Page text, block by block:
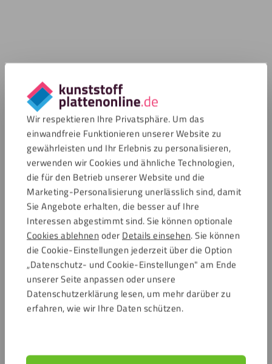
Wir respektieren Ihre Privatsphäre. Um das
einwandfreie Funktionieren unserer Website zu
gewährleisten und Ihr Erlebnis zu personalisieren,
verwenden wir Cookies und ähnliche Technologien,
die für den Betrieb unserer Website und die
Marketing-Personalisierung unerlässlich sind, damit
Sie Angebote erhalten, die besser auf Ihre
Interessen abgestimmt sind. Sie können optionale
Cookies ablehnen oder Details einsehen. Sie können
die Cookie-Einstellungen jederzeit über die Option
„Datenschutz- und Cookie-Einstellungen" am Ende
unserer Seite anpassen oder unsere
Datenschutzerklärung lesen, um mehr darüber zu
erfahren, wie wir Ihre Daten schützen.